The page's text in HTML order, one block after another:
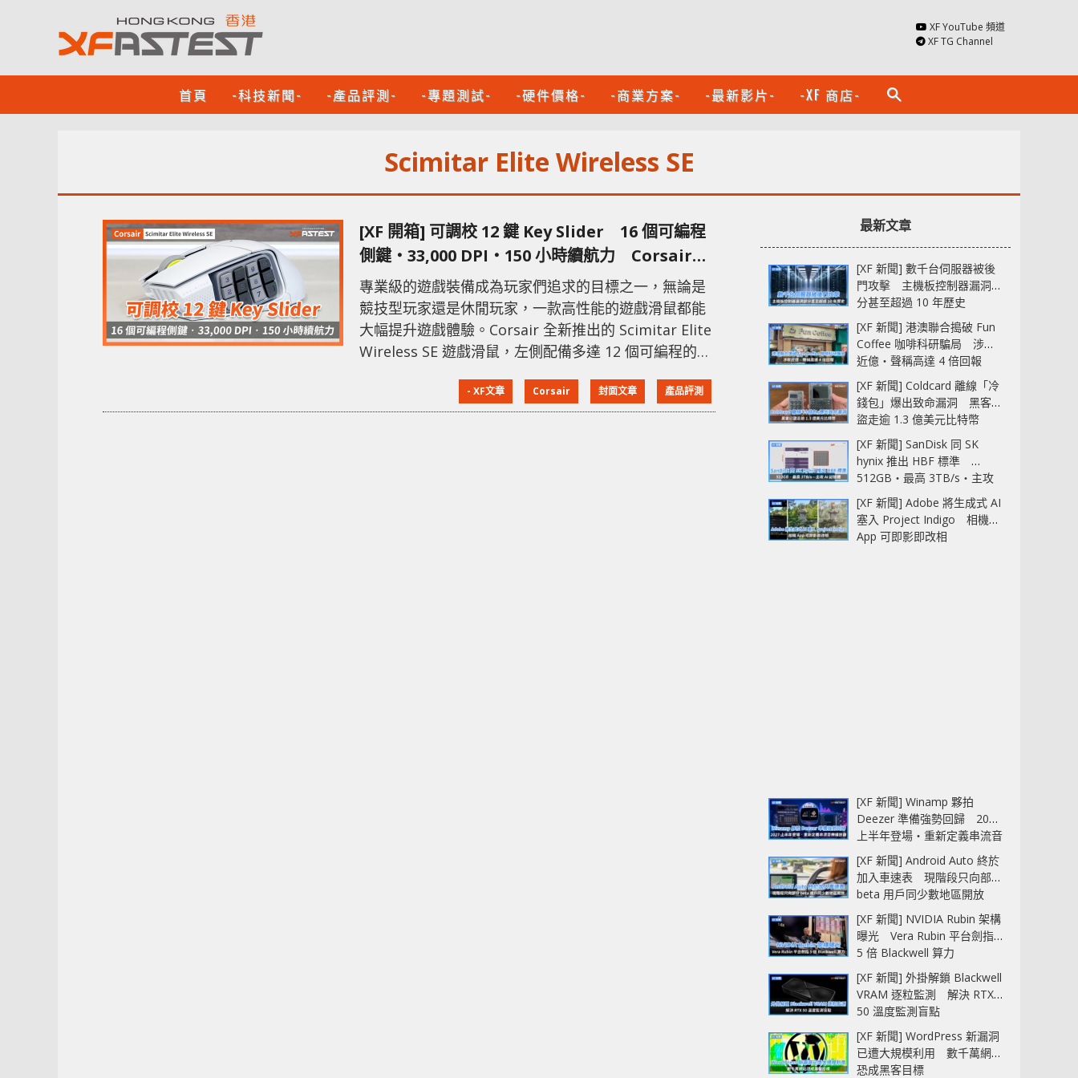
XF YouTube 頻道
XF TG Channel
首頁 -科技新聞- -產品評測- -專題測試- -硬件價格- -商業方案- -最新影片- -XF 商店- search
Scimitar Elite Wireless SE
[XF 開箱] 可調校 12 鍵 Key Slider 16 個可編程
側鍵‧33,000 DPI‧150 小時續航力 Corsair
Scimitar Elite Wireless SE
專業級的遊戲裝備成為玩家們追求的目標之一，無論是
競技型玩家還是休閒玩家，一款高性能的遊戲滑鼠都能
大幅提升遊戲體驗。Corsair 全新推出的 Scimitar Elite
Wireless SE 遊戲滑鼠，左側配備多達 12 個可編程的按
要，加上長達 150 小時的續航力，為需要精度與多功能
性的玩家而設計。 可移動 Key Slider 面板 Corsair
- XF文章 Corsair 封面文章 產品評測
最新文章
[XF 新聞] 數千台伺服器被後
門攻擊 主機板控制器漏洞部
分甚至超過 10 年歷史
[XF 新聞] 港澳聯合搗破 Fun
Coffee 咖啡科研騙局 涉款
近億‧聲稱高達 4 倍回報
[XF 新聞] Coldcard 離線「冷
錢包」爆出致命漏洞 黑客已
盜走逾 1.3 億美元比特幣
[XF 新聞] SanDisk 同 SK
hynix 推出 HBF 標準
512GB‧最高 3TB/s‧主攻
AI 記憶體
[XF 新聞] Adobe 將生成式 AI
塞入 Project Indigo 相機
App 可即影即改相
[XF 新聞] Winamp 夥拍
Deezer 準備強勢回歸 2027
上半年登場‧重新定義串流音
樂播放器
[XF 新聞] Android Auto 終於
加入車速表 現階段只向部分
beta 用戶同少數地區開放
[XF 新聞] NVIDIA Rubin 架構
曝光 Vera Rubin 平台劍指
5 倍 Blackwell 算力
[XF 新聞] 外掛解鎖 Blackwell
VRAM 逐粒監測 解決 RTX
50 溫度監測盲點
[XF 新聞] WordPress 新漏洞
已遭大規模利用 數千萬網站
恐成黑客目標